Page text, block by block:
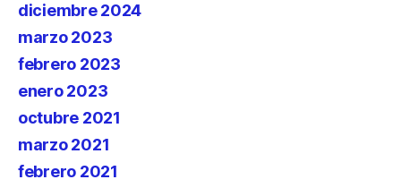
diciembre 2024
marzo 2023
febrero 2023
enero 2023
octubre 2021
marzo 2021
febrero 2021